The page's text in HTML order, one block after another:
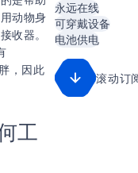
动物身
收器。
，因此
工
永远在线
可穿戴设备
电池供电
滚动订